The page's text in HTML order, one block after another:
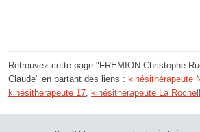
Retrouvez cette page "FREMION Christophe
Claude" en partant des liens : kinésithérapeute
kinésithérapeute 17 kinésithérapeute La